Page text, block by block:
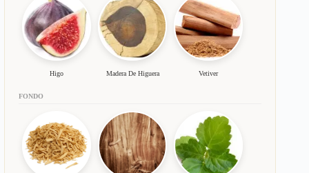
Higo Madera De Higuera Vetiver
FONDO